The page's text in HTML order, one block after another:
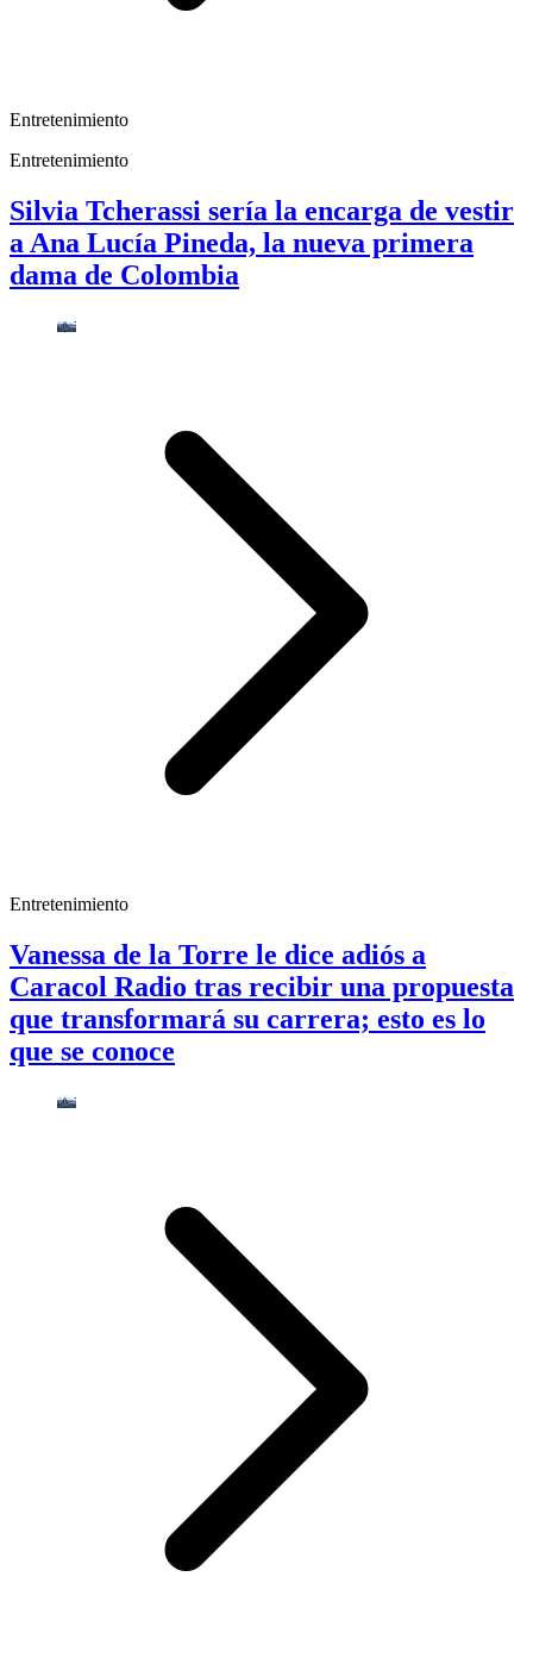
Entretenimiento
Entretenimiento
Silvia Tcherassi sería la encarga de vestir
a Ana Lucía Pineda, la nueva primera
dama de Colombia
Entretenimiento
Vanessa de la Torre le dice adiós a
Caracol Radio tras recibir una propuesta
que transformará su carrera; esto es lo
que se conoce